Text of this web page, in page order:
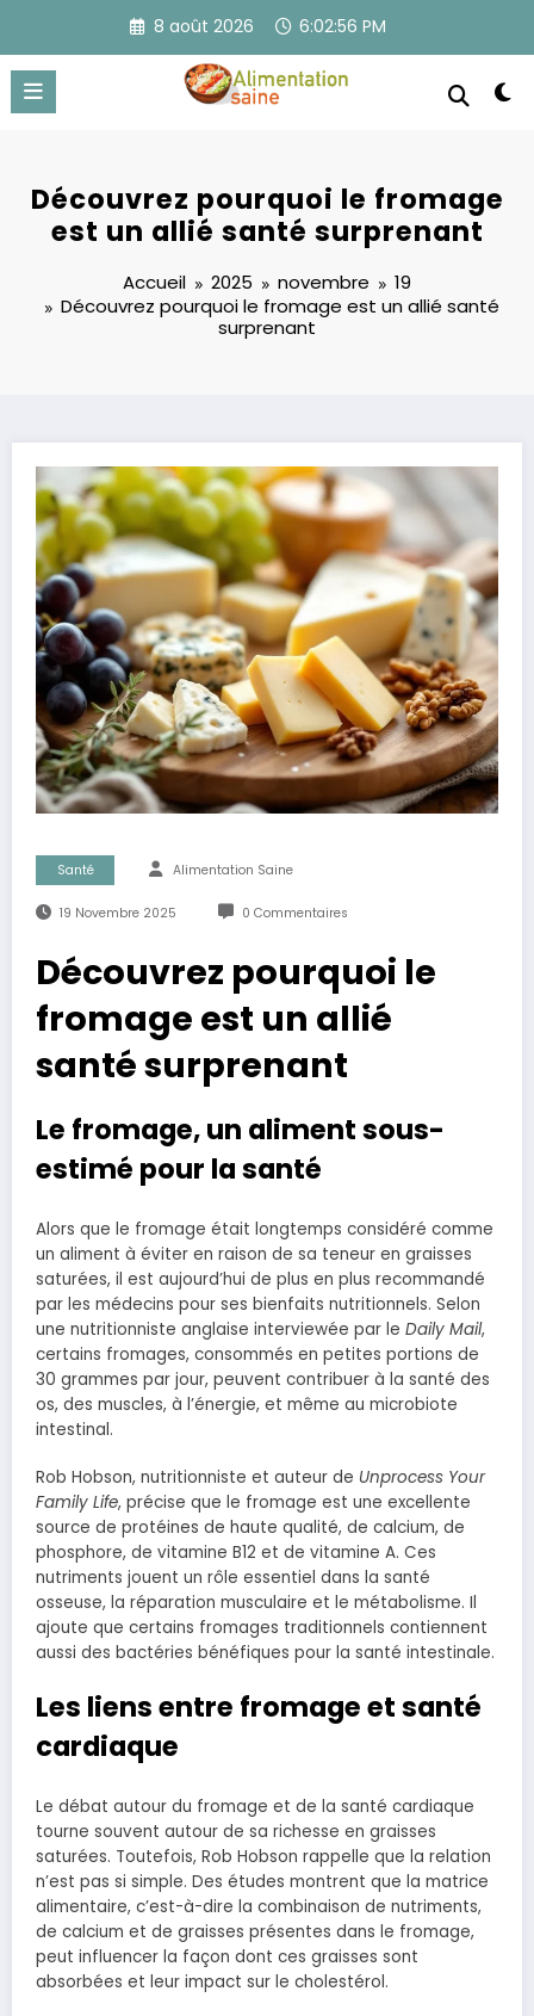
contenu
8 août 2026 6:02:56 PM
Découvrez pourquoi le fromage
est un allié santé surprenant
Accueil 2025 novembre
19
Découvrez pourquoi le fromage est un allié santé
surprenant
Santé Alimentation Saine
19 Novembre 2025 0 Commentaires
Découvrez pourquoi le
fromage est un allié
santé surprenant
Le fromage, un aliment sous-
estimé pour la santé
Alors que le fromage était longtemps considéré comme
un aliment à éviter en raison de sa teneur en graisses
saturées, il est aujourd’hui de plus en plus recommandé
par les médecins pour ses bienfaits nutritionnels. Selon
une nutritionniste anglaise interviewée par le Daily Mail,
certains fromages, consommés en petites portions de
30 grammes par jour, peuvent contribuer à la santé des
os, des muscles, à l’énergie, et même au microbiote
intestinal.
Rob Hobson, nutritionniste et auteur de Unprocess Your
Family Life, précise que le fromage est une excellente
source de protéines de haute qualité, de calcium, de
phosphore, de vitamine B12 et de vitamine A. Ces
nutriments jouent un rôle essentiel dans la santé
osseuse, la réparation musculaire et le métabolisme. Il
ajoute que certains fromages traditionnels contiennent
aussi des bactéries bénéfiques pour la santé intestinale.
Les liens entre fromage et santé
cardiaque
Le débat autour du fromage et de la santé cardiaque
tourne souvent autour de sa richesse en graisses
saturées. Toutefois, Rob Hobson rappelle que la relation
n’est pas si simple. Des études montrent que la matrice
alimentaire, c’est-à-dire la combinaison de nutriments,
de calcium et de graisses présentes dans le fromage,
peut influencer la façon dont ces graisses sont
absorbées et leur impact sur le cholestérol.